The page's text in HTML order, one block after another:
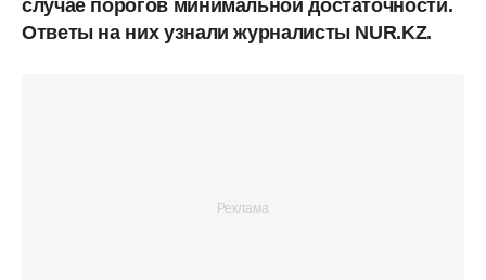
случае порогов минимальной достаточности.
Ответы на них узнали журналисты NUR.KZ.